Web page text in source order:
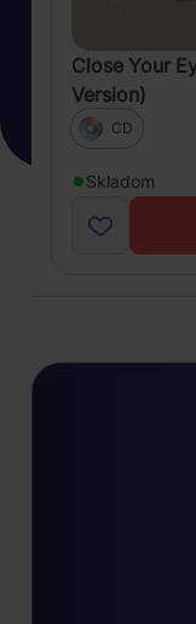
Close Your
Version)
CD
Skladom